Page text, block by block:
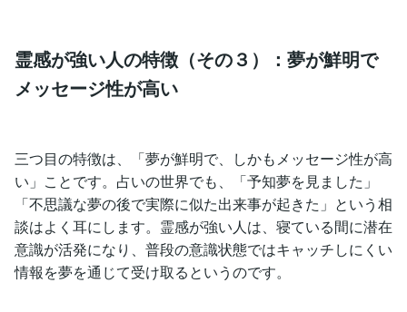
霊感が強い人の特徴（その３）：夢が鮮明で
メッセージ性が高い
三つ目の特徴は、「夢が鮮明で、しかもメッセージ性が高
い」ことです。占いの世界でも、「予知夢を見ました」
「不思議な夢の後で実際に似た出来事が起きた」という相
談はよく耳にします。霊感が強い人は、寝ている間に潜在
意識が活発になり、普段の意識状態ではキャッチしにくい
情報を夢を通じて受け取るというのです。